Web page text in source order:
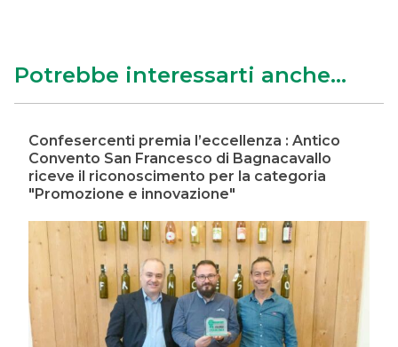
Potrebbe interessarti anche...
Confesercenti premia l’eccellenza : Antico
Convento San Francesco di Bagnacavallo
riceve il riconoscimento per la categoria
"Promozione e innovazione"